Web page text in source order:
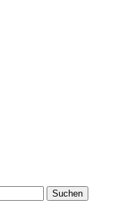
Suchen